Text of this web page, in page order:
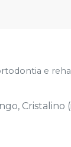
e
Cristalino